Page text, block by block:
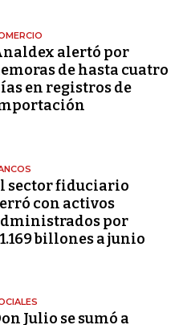
alertó por
de hasta cuatro
en registros de
sector fiduciario
con activos
por
billones a junio
Julio se sumó a